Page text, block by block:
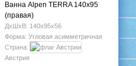
Ванна Alpen TERRA 140x95
(правая)
ДхШхВ: 140х95х56
Форма: Угловая асимметричная
Страна:
Австрия